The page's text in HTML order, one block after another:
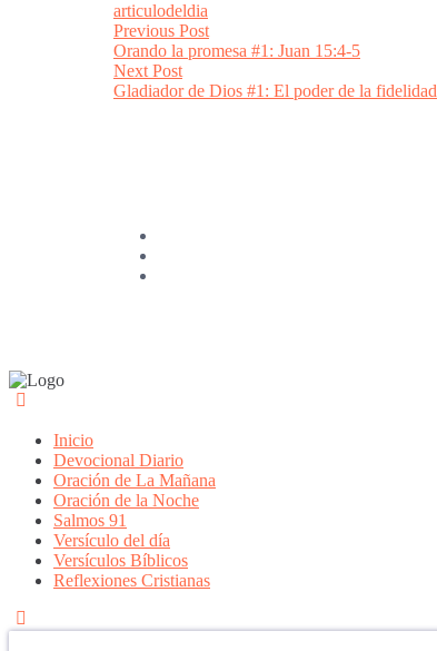
articulodeldia
Post
navigation
Previous PostPrevious
post:
Orando la promesa #1: Juan 15:4-5
Next PostNext
post:
Gladiador de Dios #1: El poder de la fidelidad
Inicio
Devocional Diario
Oración de La Mañana
Oración de la Noche
Salmos 91
Versículo del día
Versículos Bíblicos
Reflexiones Cristianas